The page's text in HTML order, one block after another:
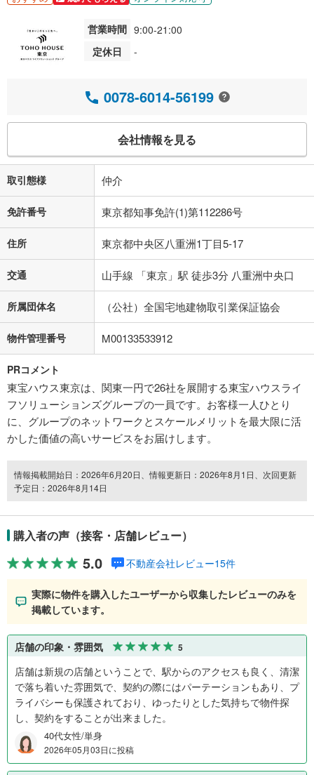
営業時間 9:00-21:00
定休日
-
0078-6014-56199
会社情報を見る
取引態様 仲介
免許番号 東京都知事免許(1)第112286号
住所 東京都中央区八重洲1丁目5-17
交通 山手線 「東京」駅 徒歩3分 八重洲中央口
所属団体名 （公社）全国宅地建物取引業保証協会
物件管理番号 M00133533912
PRコメント
東宝ハウス東京は、関東一円で26社を展開する東宝ハウスライ
フソリューションズグループの一員です。お客様一人ひとり
に、グループのネットワークとスケールメリットを最大限に活
かした価値の高いサービスをお届けします。
情報掲載開始日：2026年6月20日、情報更新日：2026年8月1日、次回更新
予定日：2026年8月14日
購入者の声（接客・店舗レビュー）
5.0 不動産会社レビュー15件
実際に物件を購入したユーザーから収集したレビューのみを
掲載しています。
店舗の印象・雰囲気 5
店舗は新規の店舗ということで、駅からのアクセスも良く、清潔
で落ち着いた雰囲気で、契約の際にはパーテーションもあり、プ
ライバシーも保護されており、ゆったりとした気持ちで物件探
し、契約をすることが出来ました。
40代女性/単身
2026年05月03日に投稿